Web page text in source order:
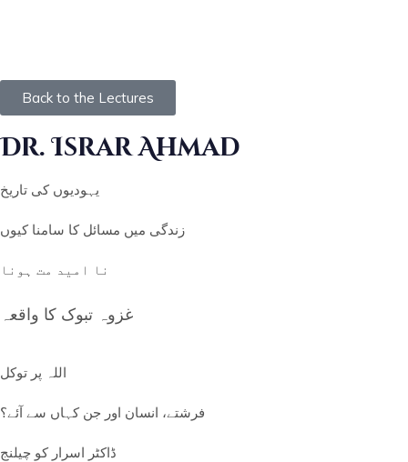
Back to the Lectures
Dr. Israr Ahmad
یہودیوں کی تاریخ
زندگی میں مسائل کا سامنا کیوں
نا امید مت ہونا
غزوہ تبوک کا واقعہ
اللہ پر توکل
فرشتے، انسان اور جن کہاں سے آئے؟
ڈاکٹر اسرار کو چیلنج